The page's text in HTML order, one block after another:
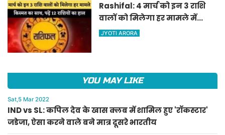
Rashifal: 4 मार्च को इन 3 राशि
वालों को मिलेगा हर मामले में
किस्मत का साथ, पढ़ें 12 राशियों का
JYOTI ARORA
YOU MAY LIKE
Sat,5 Mar 2022
IND vs SL: कपिल देव के खास क्लब में शामिल हुए 'रॉकस्टार'
जडेजा, ऐसा करने वाले बने मात्र दूसरे भारतीय